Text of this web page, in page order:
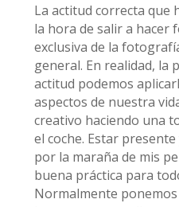
La actitud correcta que
la hora de salir a hacer
exclusiva de la
general. En realidad, la
actitud podemos
aspectos de nuestra
creativo haciendo una
el coche. Estar
por la maraña de mis
buena práctica para
Normalmente